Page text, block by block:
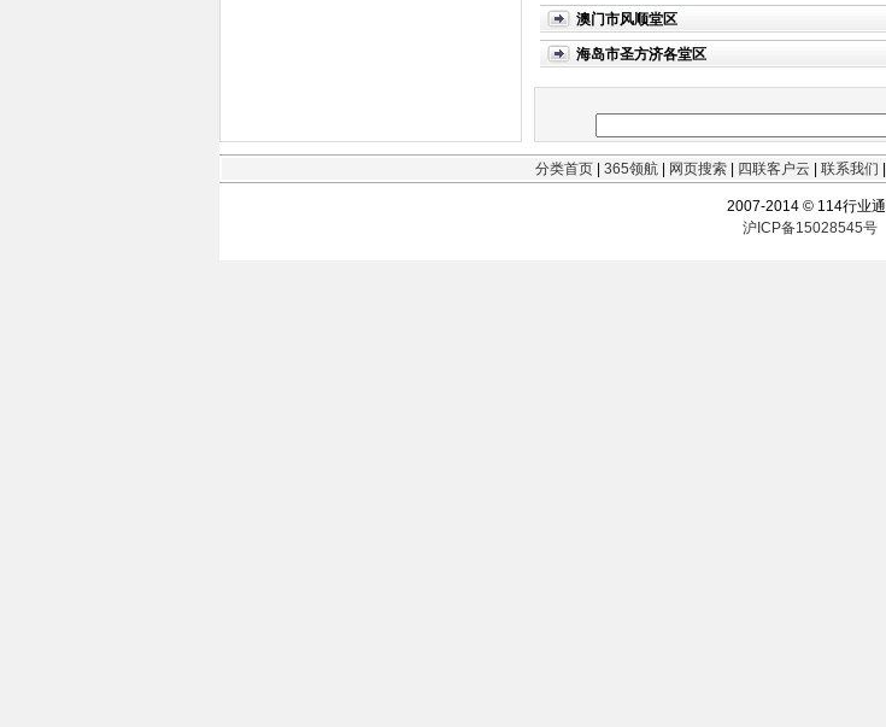
澳门市风顺堂区
海岛市圣方济各堂区
分类首页 365领航 网页搜索 四联客户云 联系我们
2007-2014 © 114行业通 |
沪ICP备15028545号